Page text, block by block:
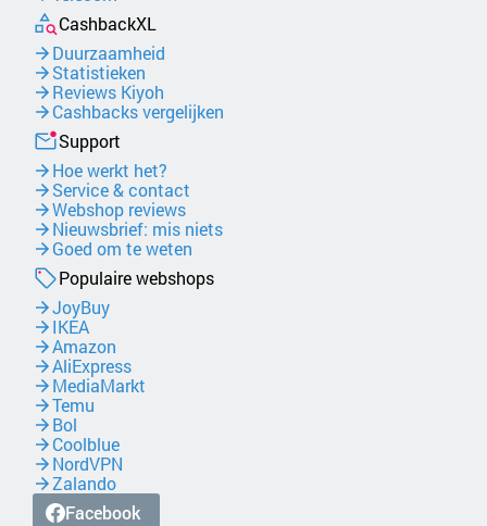
CashbackXL
Duurzaamheid
Statistieken
Reviews Kiyoh
Cashbacks vergelijken
Support
Hoe werkt het?
Service & contact
Webshop reviews
Nieuwsbrief: mis niets
Goed om te weten
Populaire webshops
JoyBuy
IKEA
Amazon
AliExpress
MediaMarkt
Temu
Bol
Coolblue
NordVPN
Zalando
Facebook